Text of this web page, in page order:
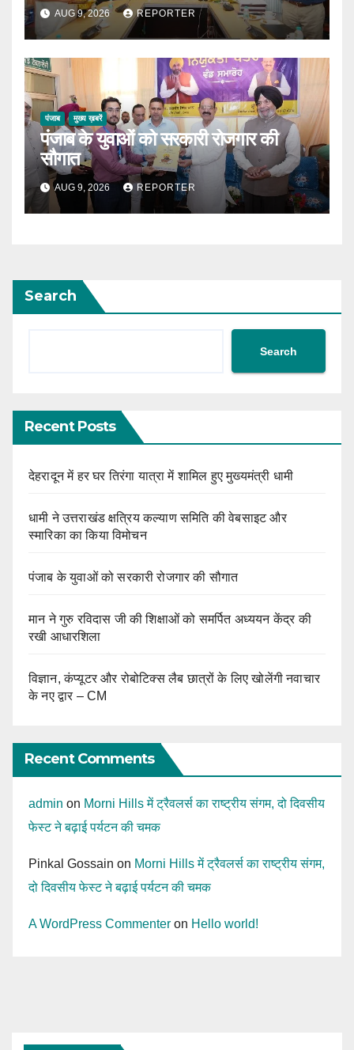
AUG 9, 2026 REPORTER
पंजाब मुख्य ख़बरें
पंजाब के युवाओं को सरकारी रोजगार की
सौगात
AUG 9, 2026 REPORTER
Search
Search
Recent Posts
देहरादून में हर घर तिरंगा यात्रा में शामिल हुए मुख्यमंत्री धामी
धामी ने उत्तराखंड क्षत्रिय कल्याण समिति की वेबसाइट और
स्मारिका का किया विमोचन
पंजाब के युवाओं को सरकारी रोजगार की सौगात
मान ने गुरु रविदास जी की शिक्षाओं को समर्पित अध्ययन केंद्र की
रखी आधारशिला
विज्ञान, कंप्यूटर और रोबोटिक्स लैब छात्रों के लिए खोलेंगी नवाचार
के नए द्वार – CM
Recent Comments
admin on Morni Hills में ट्रैवलर्स का राष्ट्रीय संगम, दो दिवसीय
फेस्ट ने बढ़ाई पर्यटन की चमक
Pinkal Gossain on Morni Hills में ट्रैवलर्स का राष्ट्रीय संगम,
दो दिवसीय फेस्ट ने बढ़ाई पर्यटन की चमक
A WordPress Commenter on Hello world!